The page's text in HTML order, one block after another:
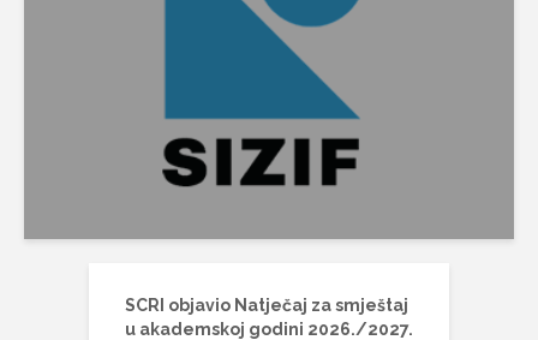
SCRI objavio Natječaj za smještaj
u akademskoj godini 2026./2027.